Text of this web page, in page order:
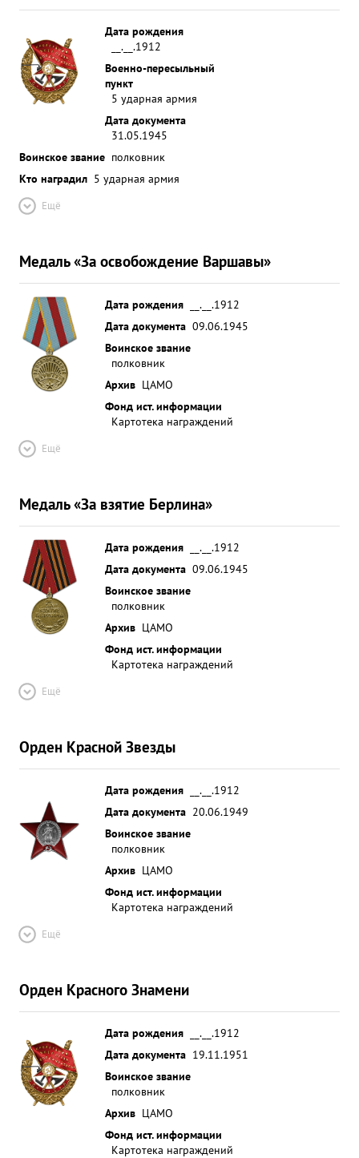
Дата рождения
__.__.1912
Военно-пересыльный
пункт
5 ударная армия
Дата документа
31.05.1945
Воинское звание полковник
Кто наградил 5 ударная армия
Ещё
Медаль «За освобождение Варшавы»
Дата рождения
__.__.1912
Дата документа 09.06.1945
Воинское звание
полковник
Архив ЦАМО
Фонд ист. информации
Картотека награждений
Ещё
Медаль «За взятие Берлина»
Дата рождения
__.__.1912
Дата документа 09.06.1945
Воинское звание
полковник
Архив ЦАМО
Фонд ист. информации
Картотека награждений
Ещё
Орден Красной Звезды
Дата рождения
__.__.1912
Дата документа 20.06.1949
Воинское звание
полковник
Архив ЦАМО
Фонд ист. информации
Картотека награждений
Ещё
Орден Красного Знамени
Дата рождения
__.__.1912
Дата документа 19.11.1951
Воинское звание
полковник
Архив ЦАМО
Фонд ист. информации
Картотека награждений